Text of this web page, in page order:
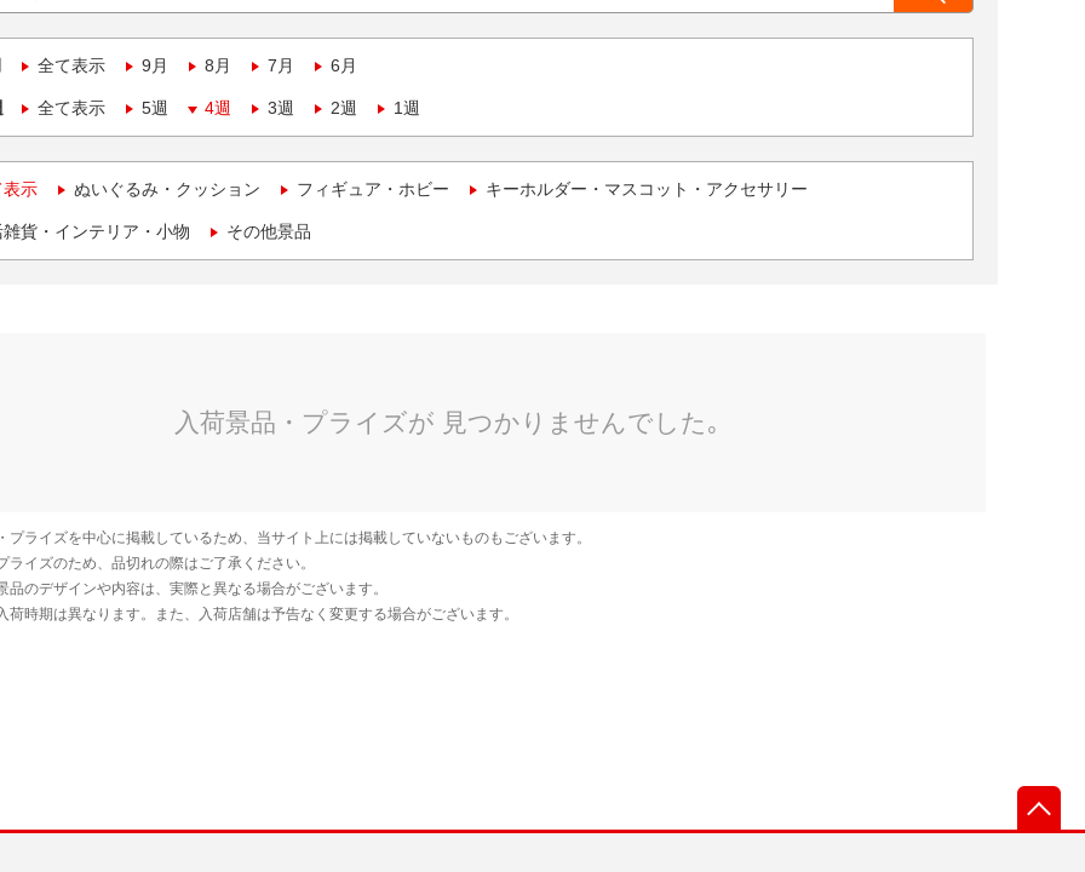
全て表示 9月 8月 7月 6月
全て表示 5週 4週 3週 2週 1週
表示 ぬいぐるみ・クッション フィギュア・ホビー キーホルダー・マスコット・アクセサリー
貨・インテリア・小物 その他景品